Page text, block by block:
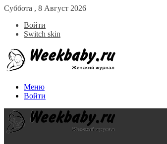
Суббота , 8 Август 2026
Войти
Switch skin
Меню
Войти